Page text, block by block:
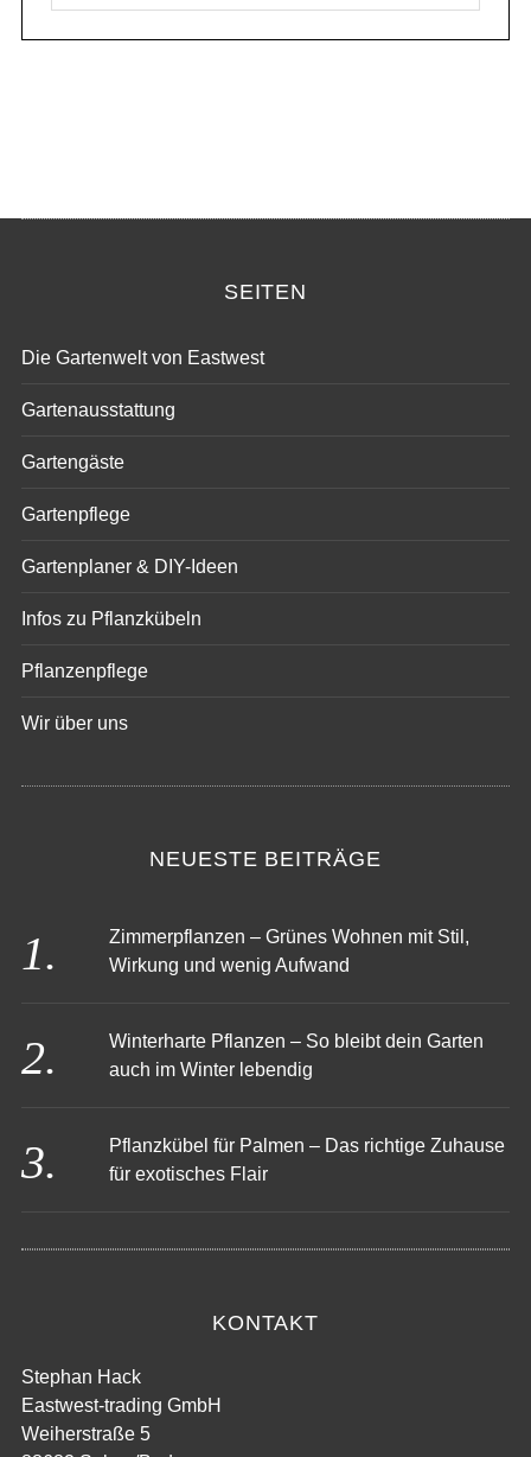
Zimmerpflanzen – Grünes Wohnen mit Stil,
Winterharte Pflanzen – So bleibt dein Garten
Pflanzkübel für Palmen – Das richtige Zuhause
Stephan Hack
Eastwest-trading GmbH